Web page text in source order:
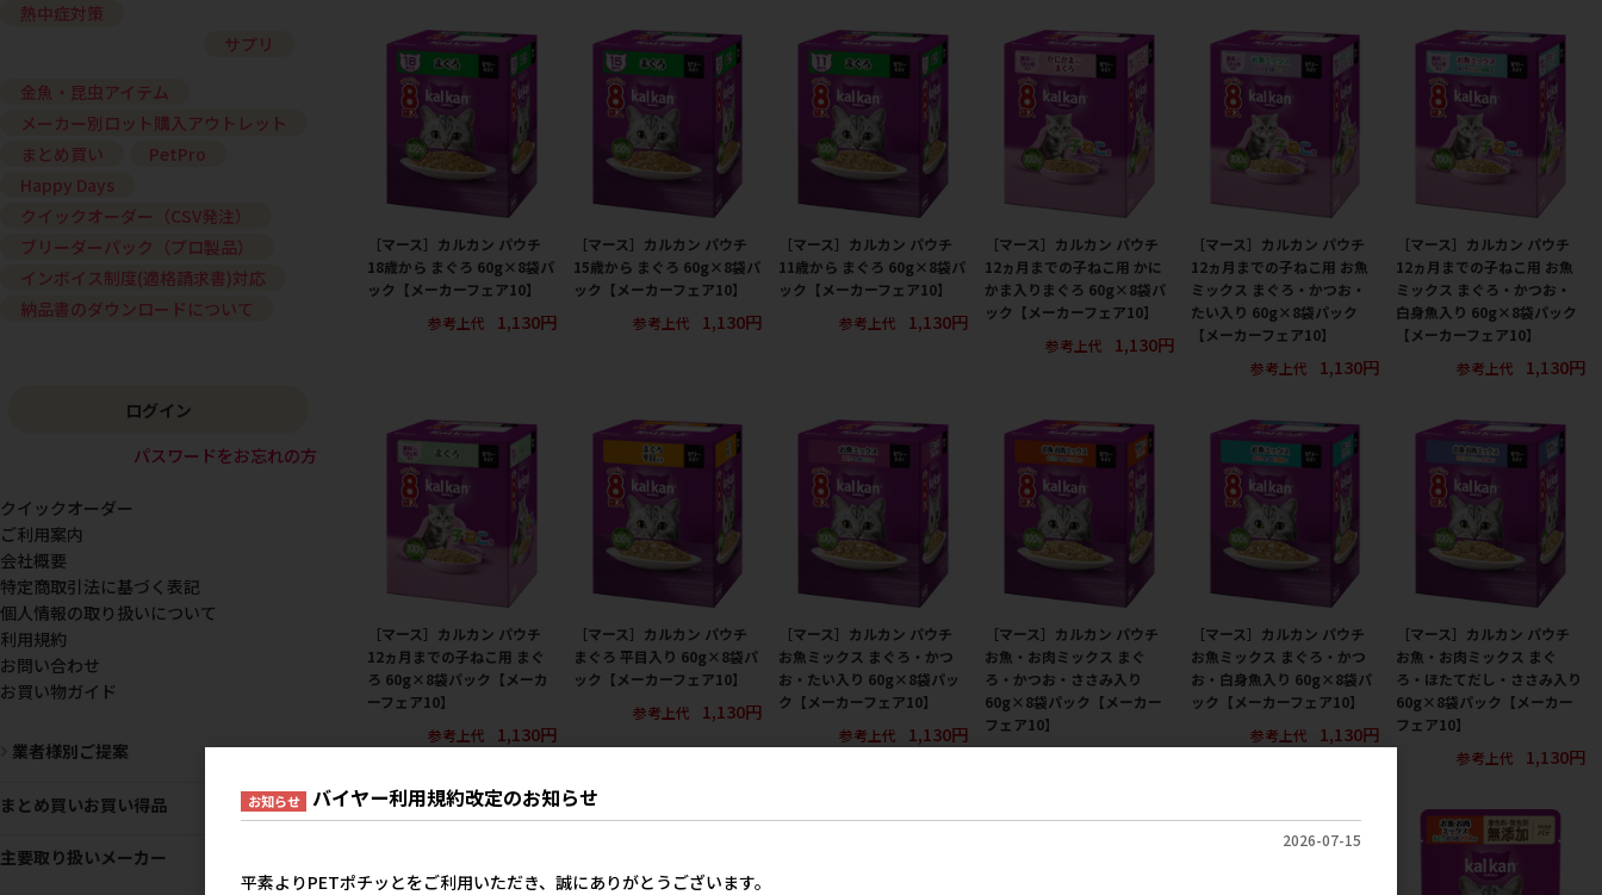
［マース］カルカン パウチ
18歳から まぐろ 60g×8袋パ
ック【メーカーフェア10】
参考上代
1,130円
［マース］カルカン パウチ
15歳から まぐろ 60g×8袋パ
ック【メーカーフェア10】
参考上代
1,130円
［マース］カルカン パウチ
11歳から まぐろ 60g×8袋パ
ック【メーカーフェア10】
参考上代
1,130円
［マース］カルカン パウチ
12ヵ月までの子ねこ用 かに
かま入りまぐろ 60g×8袋パ
ック【メーカーフェア10】
参考上代
1,130円
［マース］カルカン パウチ
12ヵ月までの子ねこ用 お魚
ミックス まぐろ・かつお・
たい入り 60g×8袋パック
【メーカーフェア10】
参考上代
1,130円
［マース］カルカン パウチ
12ヵ月までの子ねこ用 お魚
ミックス まぐろ・かつお・
白身魚入り 60g×8袋パック
【メーカーフェア10】
参考上代
1,130円
［マース］カルカン パウチ
12ヵ月までの子ねこ用 まぐ
ろ 60g×8袋パック【メーカ
ーフェア10】
参考上代
1,130円
［マース］カルカン パウチ
まぐろ 平目入り 60g×8袋パ
ック【メーカーフェア10】
参考上代
1,130円
［マース］カルカン パウチ
お魚ミックス まぐろ・かつ
お・たい入り 60g×8袋パッ
ク【メーカーフェア10】
参考上代
1,130円
［マース］カルカン パウチ
お魚・お肉ミックス まぐ
ろ・かつお・ささみ入り
60g×8袋パック【メーカー
フェア10】
［マース］カルカン パウチ
お魚ミックス まぐろ・かつ
お・白身魚入り 60g×8袋パ
ック【メーカーフェア10】
参考上代
1,130円
［マース］カルカン パウチ
お魚・お肉ミックス まぐ
ろ・ほたてだし・ささみ入り
60g×8袋パック【メーカー
フェア10】
参考上代
1,130円
熱中症対策
サプリ
金魚・昆虫アイテム
メーカー別ロット購入アウトレット
まとめ買い
PetPro
Happy Days
クイックオーダー（CSV発注）
ブリーダーパック（プロ製品）
インボイス制度(適格請求書)対応
納品書のダウンロードについて
ログイン
パスワードをお忘れの方
クイックオーダー
ご利用案内
会社概要
特定商取引法に基づく表記
個人情報の取り扱いについて
利用規約
お問い合わせ
お買い物ガイド
業者様別ご提案
まとめ買いお買い得品
主要取り扱いメーカー
お知らせ バイヤー利用規約改定のお知らせ
2026-07-15
平素よりPETポチッとをご利用いただき、誠にありがとうございます。